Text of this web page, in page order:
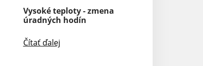
Vysoké teploty - zmena
úradných hodín
Čítať ďalej